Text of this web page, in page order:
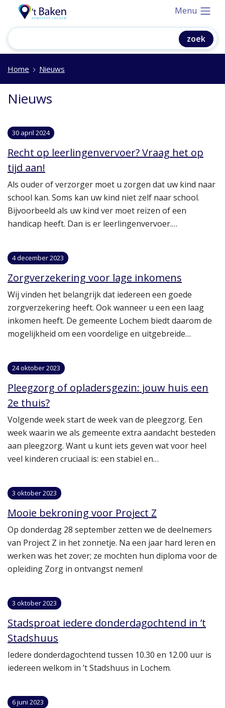
Menu
Home Nieuws
Nieuws
30 april 2024
Recht op leerlingenvervoer? Vraag het op
tijd aan!
Als ouder of verzorger moet u zorgen dat uw kind naar
school kan. Soms kan uw kind niet zelf naar school.
Bijvoorbeeld als uw kind ver moet reizen of een
handicap heeft. Dan is er leerlingenvervoer.…
4 december 2023
Zorgverzekering voor lage inkomens
Wij vinden het belangrijk dat iedereen een goede
zorgverzekering heeft. Ook wanneer u een een laag
inkomen heeft. De gemeente Lochem biedt daarom de
mogelijkheid om een voordelige en uitgebreide…
24 oktober 2023
Pleegzorg of opladersgezin: jouw huis een
2e thuis?
Volgende week start de week van de pleegzorg. Een
week waarin we als gemeente extra aandacht besteden
aan pleegzorg. Want u kunt iets geven wat voor heel
veel kinderen cruciaal is: een stabiel en…
3 oktober 2023
Mooie bekroning voor Project Z
Op donderdag 28 september zetten we de deelnemers
van Project Z in het zonnetje. Na een jaar hard leren en
werken was het zover; ze mochten hun diploma voor de
opleiding Zorg in ontvangst nemen!
3 oktober 2023
Stadsproat iedere donderdagochtend in ’t
Stadshuus
Iedere donderdagochtend tussen 10.30 en 12.00 uur is
iedereen welkom in ’t Stadshuus in Lochem.
6 juni 2023